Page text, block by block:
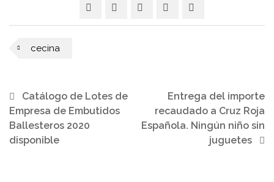
cecina
Catálogo de Lotes de
Empresa de Embutidos
Ballesteros 2020
disponible
Entrega del importe
recaudado a Cruz Roja
Española. Ningún niño sin
juguetes